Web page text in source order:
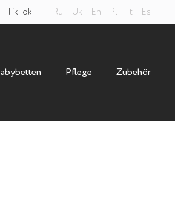
TikTok Ru Uk En Pl It Es
Pflege Zubehör